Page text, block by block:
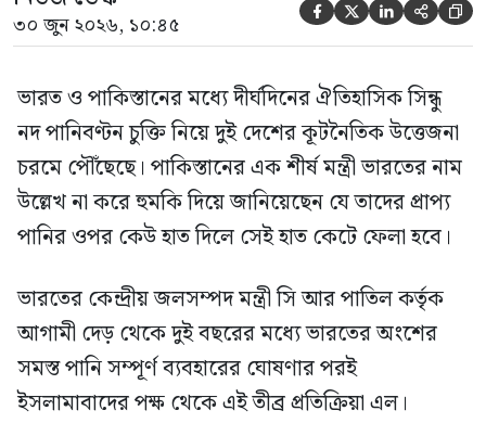
৩০ জুন ২০২৬, ১০:৪৫     
ভারত ও পাকিস্তানের মধ্যে দীর্ঘদিনের ঐতিহাসিক সিন্ধু
নদ পানিবণ্টন চুক্তি নিয়ে দুই দেশের কূটনৈতিক উত্তেজনা
চরমে পৌঁছেছে। পাকিস্তানের এক শীর্ষ মন্ত্রী ভারতের নাম
উল্লেখ না করে হুমকি দিয়ে জানিয়েছেন যে তাদের প্রাপ্য
পানির ওপর কেউ হাত দিলে সেই হাত কেটে ফেলা হবে।
ভারতের কেন্দ্রীয় জলসম্পদ মন্ত্রী সি আর পাতিল কর্তৃক
আগামী দেড় থেকে দুই বছরের মধ্যে ভারতের অংশের
সমস্ত পানি সম্পূর্ণ ব্যবহারের ঘোষণার পরই
ইসলামাবাদের পক্ষ থেকে এই তীব্র প্রতিক্রিয়া এল।